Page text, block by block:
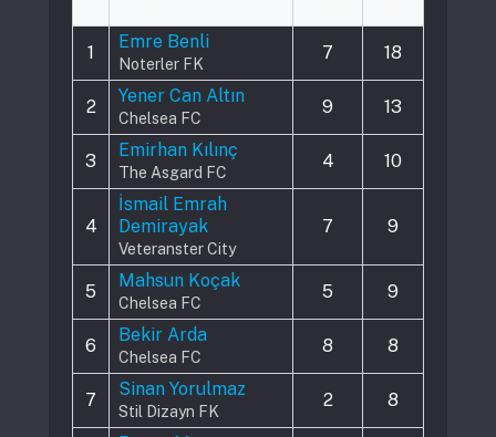
1
Emre Benli
Noterler FK
7 18
2
Yener Can Altın
Chelsea FC
9 13
3
Emirhan Kılınç
The Asgard FC
4 10
4
İsmail Emrah
Demirayak
Veteranster City
7 9
5
Mahsun Koçak
Chelsea FC
5 9
6
Bekir Arda
Chelsea FC
8 8
7
Sinan Yorulmaz
Stil Dizayn FK
2 8